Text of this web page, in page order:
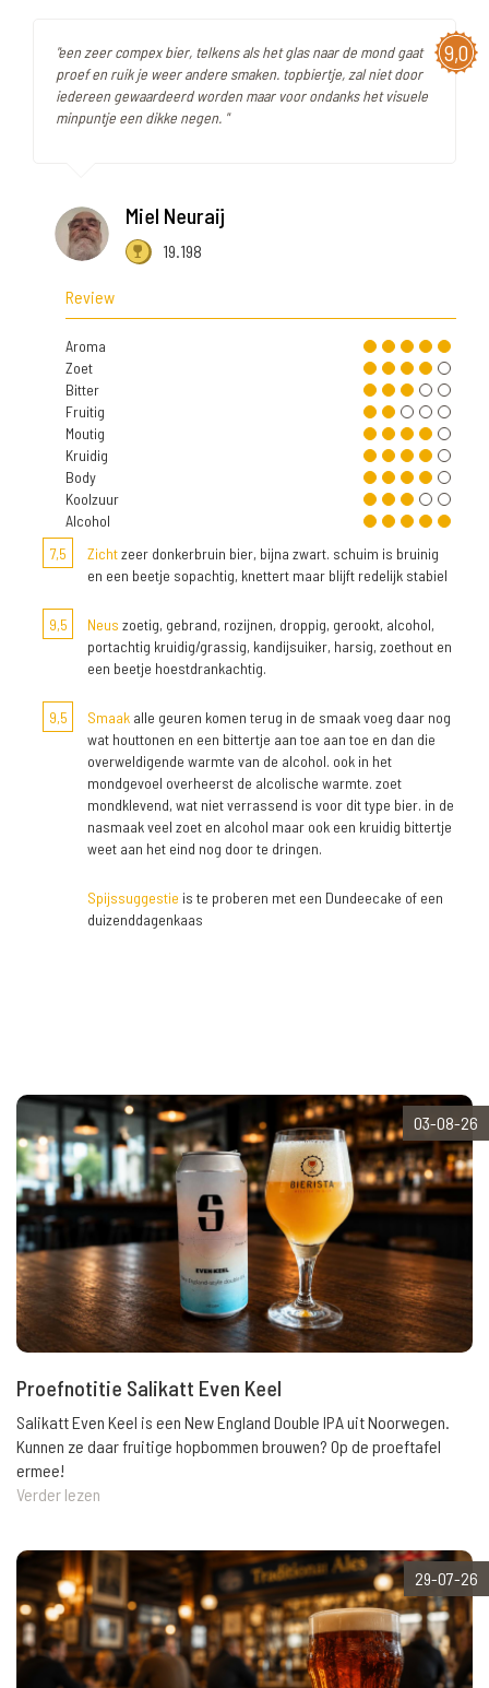
9,0
"een zeer compex bier, telkens als het glas naar de mond gaat
proef en ruik je weer andere smaken. topbiertje, zal niet door
iedereen gewaardeerd worden maar voor ondanks het visuele
minpuntje een dikke negen. "
Miel Neuraij
19.198
Review
Aroma
Zoet
Bitter
Fruitig
Moutig
Kruidig
Body
Koolzuur
Alcohol
7,5
Zichtzeer donkerbruin bier, bijna zwart. schuim is bruinig
en een beetje sopachtig, knettert maar blijft redelijk stabiel
9,5 Neus zoetig, gebrand, rozijnen, droppig, gerookt, alcohol,
portachtig kruidig/grassig, kandijsuiker, harsig, zoethout en
een beetje hoestdrankachtig.
9,5 Smaak alle geuren komen terug in de smaak voeg daar nog
wat houttonen en een bittertje aan toe aan toe en dan die
overweldigende warmte van de alcohol. ook in het
mondgevoel overheerst de alcolische warmte. zoet
mondklevend, wat niet verrassend is voor dit type bier. in de
nasmaak veel zoet en alcohol maar ook een kruidig bittertje
weet aan het eind nog door te dringen.
Spijssuggestie is te proberen met een Dundeecake of een
duizenddagenkaas
03-08-26
Proefnotitie Salikatt Even Keel
Salikatt Even Keel is een New England Double IPA uit Noorwegen.
Kunnen ze daar fruitige hopbommen brouwen? Op de proeftafel
ermee!
Verder lezen
29-07-26